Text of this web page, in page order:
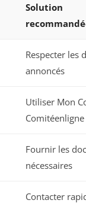
Solution
Respecter les
annoncés
Utiliser Mon
Comitéenligne
Fournir les
nécessaires
Contacter